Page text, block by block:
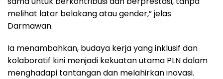
melihat latar belakang atau gender,” jelas
Darmawan.
Ia menambahkan, budaya kerja yang inklusif dan
kolaboratif kini menjadi kekuatan utama PLN dalam
menghadapi tantangan dan melahirkan inovasi.